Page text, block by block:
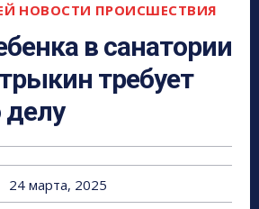
НОВОСТИ ПРОИСШЕСТВИЯ
в санатории
требует
делу
24 марта, 2025